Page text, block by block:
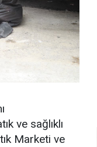
ve sağlıklı
Marketi ve